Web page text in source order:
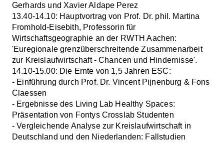
Gerhards und Xavier Aldape Perez
13.40-14.10: Hauptvortrag von Prof. Dr. phil. Martina
Fromhold-Eisebith, Professorin für
Wirtschaftsgeographie an der RWTH Aachen:
'Euregionale grenzüberschreitende Zusammenarbeit
zur Kreislaufwirtschaft - Chancen und Hindernisse'.
14.10-15.00: Die Ernte von 1,5 Jahren ESC:
- Einführung durch Prof. Dr. Vincent Pijnenburg & Fons
Claessen
- Ergebnisse des Living Lab Healthy Spaces:
Präsentation von Fontys Crosslab Studenten
- Vergleichende Analyse zur Kreislaufwirtschaft in
Deutschland und den Niederlanden: Fallstudien